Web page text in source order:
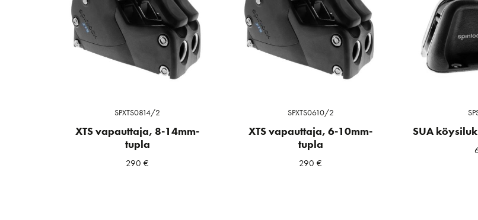
SPXTS0814/2
XTS vapauttaja, 8-14mm-
tupla
290€
SPXTS0610/2
XTS vapauttaja, 6-10mm-
tupla
290€
SUA